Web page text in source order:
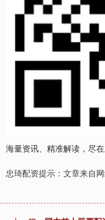
海量资讯、精准解读，尽
忠琦配资提示：文章来自